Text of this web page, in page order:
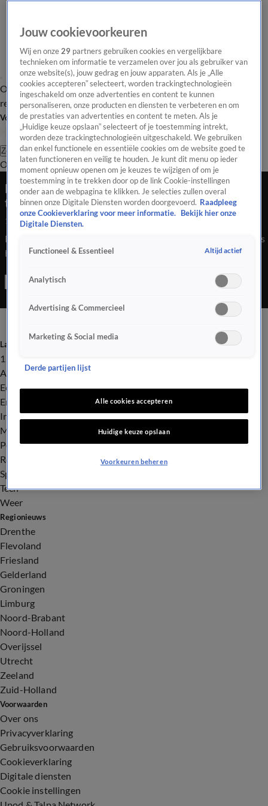
Overzicht Laatste nieuws Regionieuws Het beste van Hart
Tip de
redactie
Volg Hart van Nederland
Zoeken
OverzichtRegioUitzendingenWeerTip de redactiePanelVideo's
Dragqueen tijdens Pride geweigerd door
taxichauffeurs: 'Dit is homofobie'
10 aug 2021, 22:30
Dragqueen tijdens Pride geweigerd door taxichauffeurs: 'Dit is
homofobie'
Laatste nieuws
112
Advies & Tips
Economie
Entertainment
Infrastructuur
Milieu en Gezondheid
Politiek
Royalty
Sport
Tech
Weer
Regionieuws
Drenthe
Flevoland
Friesland
Gelderland
Groningen
Limburg
Noord-Brabant
Noord-Holland
Overijssel
Utrecht
Zeeland
Zuid-Holland
Voorwaarden
Over ons
Privacyverklaring
Gebruiksvoorwaarden
Cookieverklaring
Digitale diensten
Cookie instellingen
Jouw cookievoorkeuren
Wij en onze29 partners gebruiken cookies en vergelijkbare
technieken om informatie te verzamelen over jou als gebruiker van
onze website(s), jouw gedrag en jouw apparaten. Als je „Alle
cookies accepteren” selecteert, worden trackingtechnologieën
ingeschakeld om onze advertenties en content te kunnen
personaliseren, onze producten en diensten te verbeteren en om
de prestaties van advertenties en content te meten. Als je
„Huidige keuze opslaan” selecteert of je toestemming intrekt,
worden deze trackingtechnologieën uitgeschakeld. We gebruiken
dan enkel functionele en essentiële cookies om de website goed te
laten functioneren en veilig te houden. Je kunt dit menu op ieder
moment opnieuw openen om je keuzes te wijzigen of om je
toestemming in te trekken door op de link Cookie-instellingen
onder aan de webpagina te klikken. Je selecties zullen overal
binnen onze Digitale Diensten worden doorgevoerd. Raadpleeg
onze Cookieverklaring voor meer informatie.
Bekijk hier onze
Digitale Diensten.
Functioneel & Essentieel Altijd actief
Analytisch
Advertising & Commercieel
Marketing & Social media
Derde partijen lijst
Alle cookies accepteren
Huidige keuze opslaan
Voorkeuren beheren